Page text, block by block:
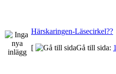
Härskaringen-Läsecirkel??
[
Gå till sida: 1